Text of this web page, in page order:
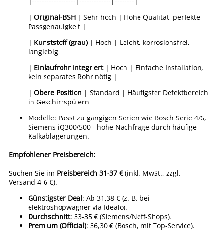
| Original-BSH | Sehr hoch | Hohe Qualität, perfekte
Passgenauigkeit |
| Kunststoff (grau) | Hoch | Leicht, korrosionsfrei,
langlebig |
| Einlaufrohr integriert| Hoch | Einfache Installation,
kein separates Rohr nötig |
| Obere Position | Standard | Häufigster Defektbereich
in Geschirrspülern |
Modelle: Passt zu gängigen Serien wie Bosch Serie 4/6,
Siemens iQ300/500 - hohe Nachfrage durch häufige
Kalkablagerungen.
Empfohlener Preisbereich:
Suchen Sie im Preisbereich 31-37 €(inkl. MwSt., zzgl.
Versand 4-6 €).
Günstigster Deal: Ab 31,38 € (z. B. bei
elektroshopwagner via Idealo).
Durchschnitt: 33-35 € (Siemens/Neff-Shops).
Premium (Official): 36,30 € (Bosch, mit Top-Service).